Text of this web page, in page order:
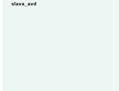
slava_avd